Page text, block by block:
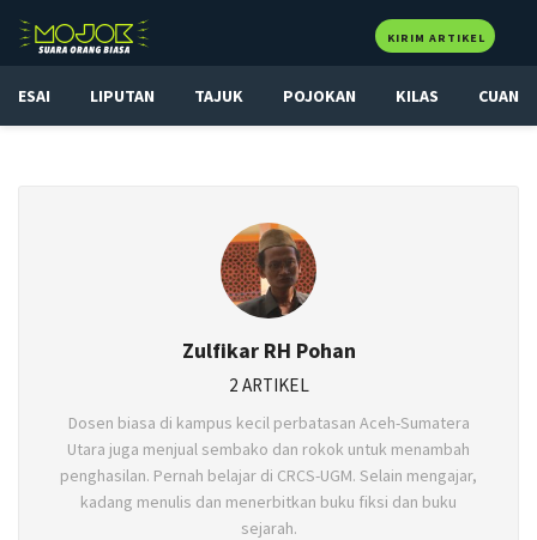
KIRIM ARTIKEL
ESAI LIPUTAN TAJUK POJOKAN KILAS CUAN
Zulfikar RH Pohan
2 ARTIKEL
Dosen biasa di kampus kecil perbatasan Aceh-Sumatera
Utara juga menjual sembako dan rokok untuk menambah
penghasilan. Pernah belajar di CRCS-UGM. Selain mengajar,
kadang menulis dan menerbitkan buku fiksi dan buku
sejarah.